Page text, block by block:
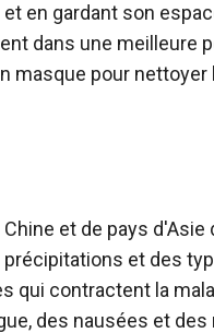
en gardant son
dans une meilleure
masque pour
et de pays
et des
qui contractent la
des nausées et